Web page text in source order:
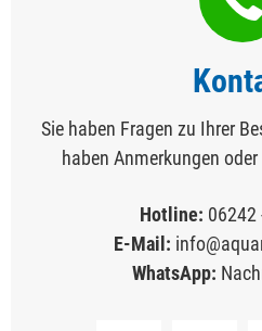
Sie haben Fragen zu Ihrer
haben Anmerkungen
Hotline: 06242
E-Mail:
WhatsApp: